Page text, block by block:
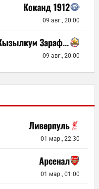
Коканд 1912
09 авг., 20:00
Кызылкум Зарафшан
09 авг., 20:00
Ливерпуль
01 мар., 22:30
Арсенал
01 мар., 01:00